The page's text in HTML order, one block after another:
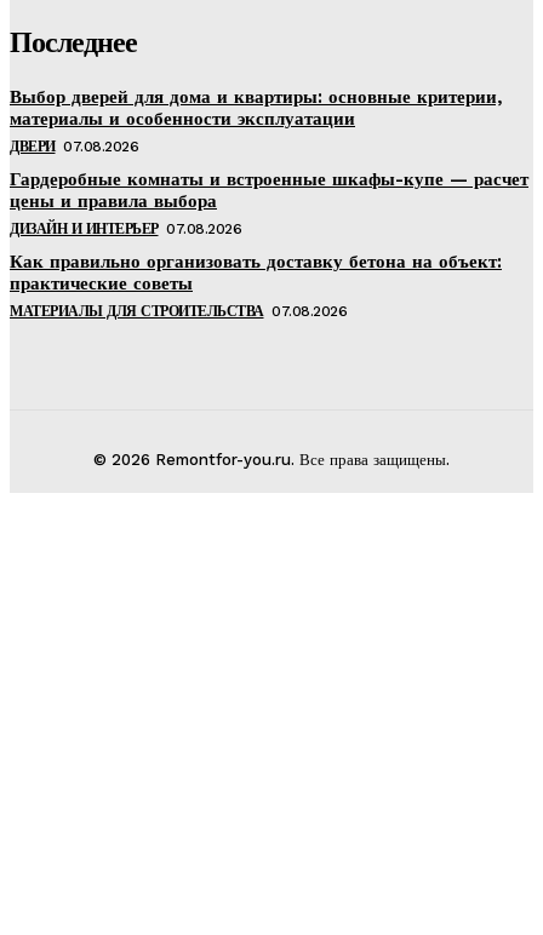
Последнее
Выбор дверей для дома и квартиры: основные критерии,
материалы и особенности эксплуатации
ДВЕРИ 07.08.2026
Гардеробные комнаты и встроенные шкафы-купе — расчет
цены и правила выбора
ДИЗАЙН И ИНТЕРЬЕР 07.08.2026
Как правильно организовать доставку бетона на объект:
практические советы
МАТЕРИАЛЫ ДЛЯ СТРОИТЕЛЬСТВА 07.08.2026
© 2026 Remontfor-you.ru. Все права защищены.